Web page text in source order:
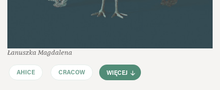
Łanuszka Magdalena
AHICE CRACOW WIĘCEJ